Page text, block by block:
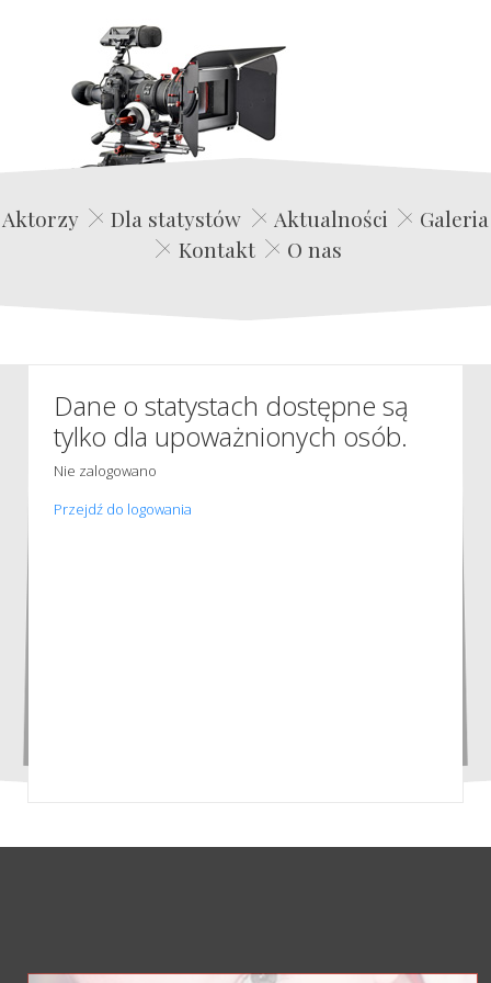
Edwin Film Agencja Aktorska
Aktorzy Dla statystów Aktualności
Galeria
Kontakt
O nas
Dane o statystach dostępne są
tylko dla upoważnionych osób.
Nie zalogowano
Przejdź do logowania